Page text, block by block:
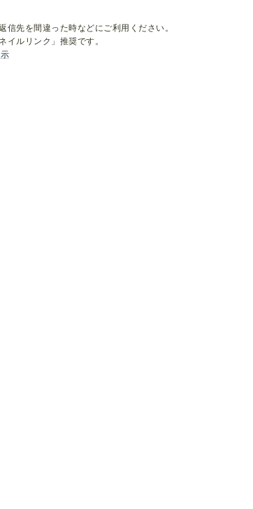
信先を間違った時などにご利用ください。
イルリンク」推奨です。